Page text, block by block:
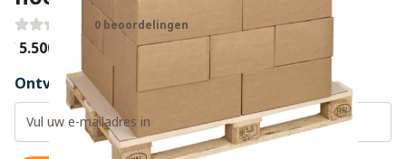
0 beoordelingen
€ 5.500,00
Ontvang een weer op voorraad notificatie